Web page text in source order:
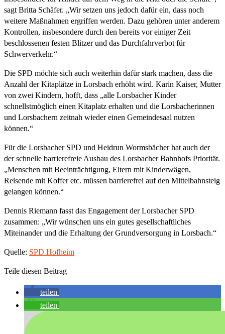
sagt Britta Schäfer. „Wir setzen uns jedoch dafür ein, dass noch
weitere Maßnahmen ergriffen werden. Dazu gehören unter anderem
Kontrollen, insbesondere durch den bereits vor einiger Zeit
beschlossenen festen Blitzer und das Durchfahrverbot für
Schwerverkehr.“
Die SPD möchte sich auch weiterhin dafür stark machen, dass die
Anzahl der Kitaplätze in Lorsbach erhöht wird. Karin Kaiser, Mutter
von zwei Kindern, hofft, dass „alle Lorsbacher Kinder
schnellstmöglich einen Kitaplatz erhalten und die Lorsbacherinnen
und Lorsbachern zeitnah wieder einen Gemeindesaal nutzen
können.“
Für die Lorsbacher SPD und Heidrun Wormsbächer hat auch der
der schnelle barrierefreie Ausbau des Lorsbacher Bahnhofs Priorität.
„Menschen mit Beeinträchtigung, Eltern mit Kinderwägen,
Reisende mit Koffer etc. müssen barrierefrei auf den Mittelbahnsteig
gelangen können.“
Dennis Riemann fasst das Engagement der Lorsbacher SPD
zusammen: „Wir wünschen uns ein gutes gesellschaftliches
Miteinander und die Erhaltung der Grundversorgung in Lorsbach.“
Quelle: SPD Hofheim
Teile diesen Beitrag
teilen
teilen